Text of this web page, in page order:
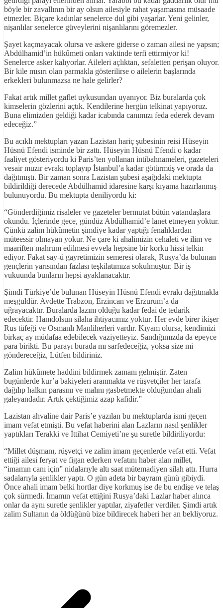
böyle bir zavallının bir ay olsun ailesiyle rahat yaşamasına müsaade
etmezler. Biçare kadınlar senelerce dul gibi yaşarlar. Yeni gelinler,
nişanlılar senelerce güveylerini nişanlılarını göremezler.
Şayet kaçmayacak olursa ve askere giderse o zaman ailesi ne yapsın;
Abdülhamid’in hükûmeti onları vaktinde terfi ettirmiyor ki!
Senelerce asker kalıyorlar. Aileleri açlıktan, sefaletten perişan oluyor.
Bir kile mısırı olan parmakla gösterilirse o ailelerin başlarında
erkekleri bulunmazsa ne hale gelirler?
Fakat artık millet gaflet uykusundan uyanıyor. Biz buralarda çok
kimselerin gözlerini açtık. Kendilerine hergün telkinat yapıyoruz.
Buna elimizden geldiği kadar icabında canımızı feda ederek devam
edeceğiz.”
Bu acıklı mektupları yazan Lazistan hariç şubesinin reisi Hüseyin
Hüsnü Efendi isminde bir zattı. Hüseyin Hüsnü Efendi o kadar
faaliyet gösteriyordu ki Paris’ten yollanan intibahnameleri, gazeteleri
vesair muzır evrakı toplayıp İstanbul’a kadar götürmüş ve orada da
dağıtmıştı. Bir zaman sonra Lazistan şubesi aşağıdaki mektupta
bildirildiği derecede Abdülhamid idaresine karşı kıyama hazırlanmış
bulunuyordu. Bu mektupta deniliyordu ki:
“Gönderdiğimiz risaleler ve gazeteler bermutat bütün vatandaşlara
okundu. İçlerinde gece, gündüz Abdülhamid’e lanet etmeyen yoktur.
Çünkü zalim hükûmetin şimdiye kadar yaptığı fenalıklardan
müteessir olmayan yokur. Ne çare ki ahalimizin cehaleti ve ilim ve
maariften mahrum edilmesi evvela hepsine bir korku hissi telkin
ediyor. Fakat say-ü gayretimizin semeresi olarak, Rusya’da bulunan
gençlerin yarısından fazlası teşkilatımıza sokulmuştur. Bir iş
vukuunda bunların hepsi ayaklanacaktır.
Şimdi Türkiye’de bulunan Hüseyin Hüsnü Efendi evrakı dağıtmakla
meşguldür. Avdette Trabzon, Erzincan ve Erzurum’a da
uğrayacaktır. Buralarda lazım olduğu kadar fedai de tedarik
edecektir. Hamdolsun silaha ihtiyacımız yoktur. Her evde birer ikişer
Rus tüfeği ve Osmanlı Manliherleri vardır. Kıyam olursa, kendimizi
birkaç ay müdafaa edebilecek vaziyetteyiz. Sandığımızda da epeyce
para birikti. Bu parayı burada mı sarfedeceğiz, yoksa size mi
göndereceğiz, Lütfen bildiriniz.
Zalim hükûmete haddini bildirmek zamanı gelmiştir. Zaten
bugünlerde kur’a bakiyeleri aranmakta ve rüşvetçiler her tarafa
dağılıp halkın parasını ve malını gasbetmekte olduğundan ahali
galeyandadır. Artık çektiğimiz azap kafidir.”
Lazistan ahvaline dair Paris’e yazılan bu mektuplarda ismi geçen
imam vefat etmişti. Bu vefat haberini alan Lazların nasıl şenlikler
yaptıkları Terakki ve İttihat Cemiyeti’ne şu suretle bildiriliyordu:
“Millet düşmanı, rüşvetçi ve zalim imam geçenlerde vefat etti. Vefat
ettiği ailesi feryat ve figan ederken vefatını haber alan millet,
“imamın canı için” nidalarıyle altı saat mütemadiyen silah attı. Hurra
sadalarıyla şenlikler yaptı. O gün adeta bir bayram günü gibiydi.
Önce ahali imam belki hortlar diye korkmuş ise de bu endişe ve telaş
çok sürmedi. İmamın vefat ettiğini Rusya’daki Lazlar haber alınca
onlar da aynı suretle şenlikler yaptılar, ziyafetler verdiler. Şimdi artık
zalim Sultanın da öldüğünü bize bildirecek haberi her an bekliyoruz.